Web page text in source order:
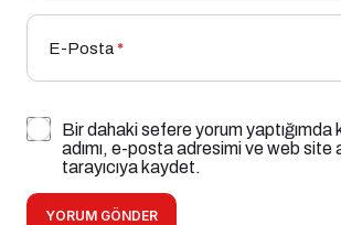
E-Posta*
Bir dahaki sefere yorum yaptığımda
adımı, e-posta adresimi ve web site
tarayıcıya kaydet.
YORUM GÖNDER